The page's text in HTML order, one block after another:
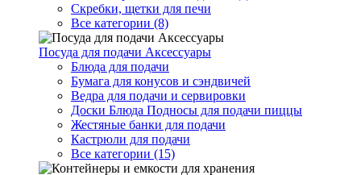
Скребки, щетки для печи
Все категории (8)
Посуда для подачи Аксессуары
Блюда для подачи
Бумага для конусов и сэндвичей
Ведра для подачи и сервировки
Доски Блюда Подносы для подачи пиццы
Жестяные банки для подачи
Кастрюли для подачи
Все категории (15)